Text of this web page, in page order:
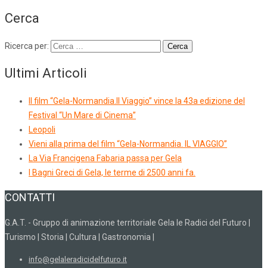
Cerca
Ricerca per:
Ultimi Articoli
Il film “Gela-Normandia.Il Viaggio” vince la 43a edizione del
Festival “Un Mare di Cinema”
Leopoli
Vieni alla prima del film “Gela-Normandia. IL VIAGGIO”
La Via Francigena Fabaria passa per Gela
I Bagni Greci di Gela, le terme di 2500 anni fa.
CONTATTI
G.A.T. - Gruppo di animazione territoriale Gela le Radici del Futuro |
Turismo | Storia | Cultura | Gastronomia |
info@gelaleradicidelfuturo.it